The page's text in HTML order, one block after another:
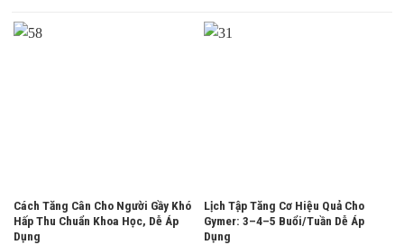
Cách Tăng Cân Cho Người Gầy Khó
Hấp Thu Chuẩn Khoa Học, Dễ Áp
Dụng
Lịch Tập Tăng Cơ Hiệu Quả Cho
Gymer: 3–4–5 Buổi/Tuần Dễ Áp
Dụng